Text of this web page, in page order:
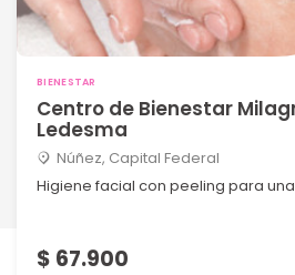
BIENESTAR
Centro de Bienestar
Ledesma
Núñez, Capital Federal
Higiene facial con peeling para
$ 67.900